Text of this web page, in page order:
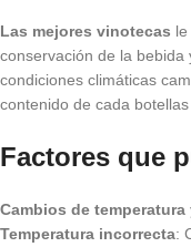
Las mejores vinotecas
conservación de la
condiciones climáticas
contenido de cada
Factores que
Cambios de temperatura
Temperatura incorrecta: